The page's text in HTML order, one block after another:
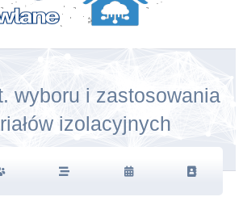
wyboru i zastosowania
izolacyjnych